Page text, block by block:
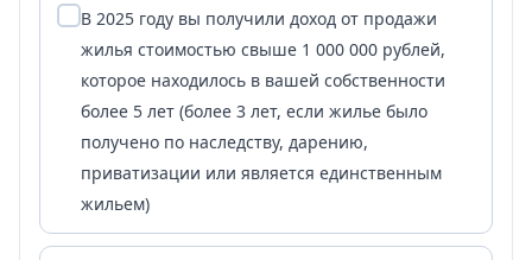
В 2025 году вы получили доход от продажи
жилья стоимостью свыше 1 000 000 рублей,
которое находилось в вашей собственности
более 5 лет (более 3 лет, если жилье было
получено по наследству, дарению,
приватизации или является единственным
жильем)